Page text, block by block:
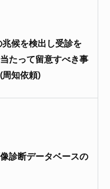
候を検出し受診を
たって留意すべき事
知依頼)
診断データベースの